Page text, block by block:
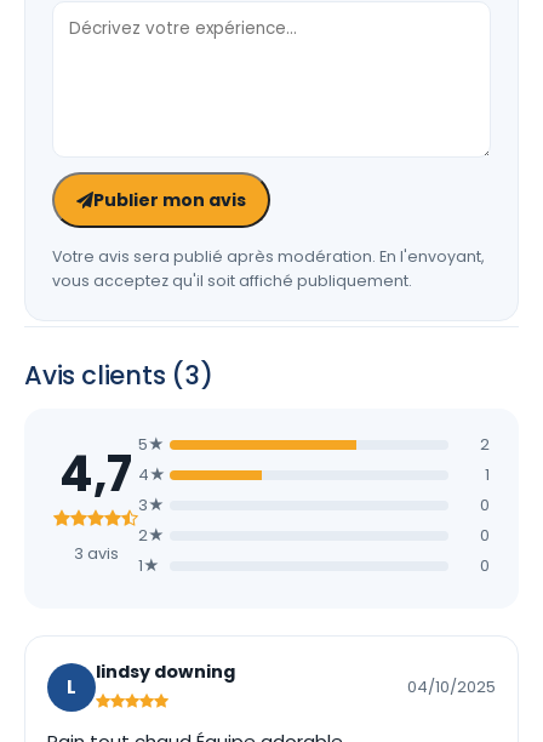
Publier mon avis
Votre avis sera publié après modération. En l'envoyant,
vous acceptez qu'il soit affiché publiquement.
Avis clients (3)
4,7
3 avis
5★
2
4★
1
3★
0
2★
0
1★
0
L
lindsy downing
04/10/2025